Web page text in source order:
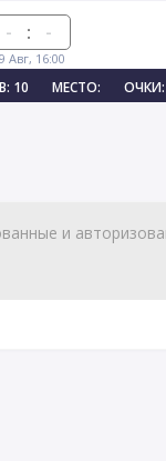
:
Авг, 16:00
10 МЕСТО: ОЧКИ: